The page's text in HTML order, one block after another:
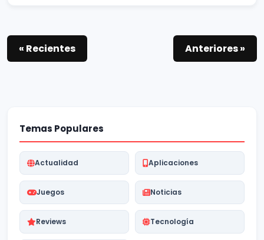
« Recientes Anteriores »
Temas Populares
Actualidad Aplicaciones
Juegos Noticias
Reviews Tecnología